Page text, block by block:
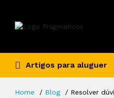
Artigos para aluguer
Home Blog Resolver